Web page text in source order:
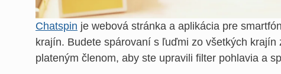
Chatspin je webová stránka a aplikácia pre
krajín. Budete spárovaní s ľuďmi zo všetkých
plateným členom, aby ste upravili filter pohlavia a